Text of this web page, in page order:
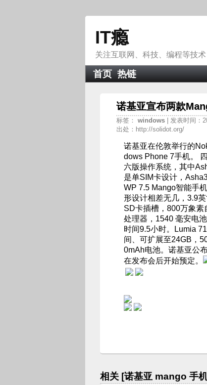
IT瘾
关注互联网、科技、编程等技术
首页 热链
诺基亚宣布两款
标签： windows
| 发表时间：
出处：http://solidot.org/
诺基亚在伦敦举行的
dows Phone 7手机。
六版操作系统，其中
是单SIM卡设计，
WP 7.5 Mango智能手
形设计相差无几，3.9
SD卡插槽，800万象
处理器，1540 毫安电
时间9.5小时。Lumia
间、可扩展至24GB，
0mAh电池。诺基亚公
在发布会后开始预定。
相关 [诺基亚 mango 手